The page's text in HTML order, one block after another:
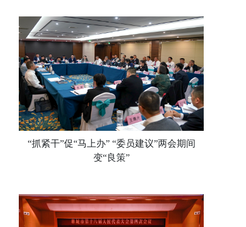
“抓紧干”促“马上办” “委员建议”两会期间
变“良策”